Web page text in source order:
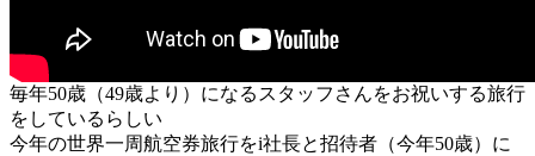
毎年50歳（49歳より）になるスタッフさんをお祝いする旅行
をしているらしい
今年の世界一周航空券旅行をi社長と招待者（今年50歳）に